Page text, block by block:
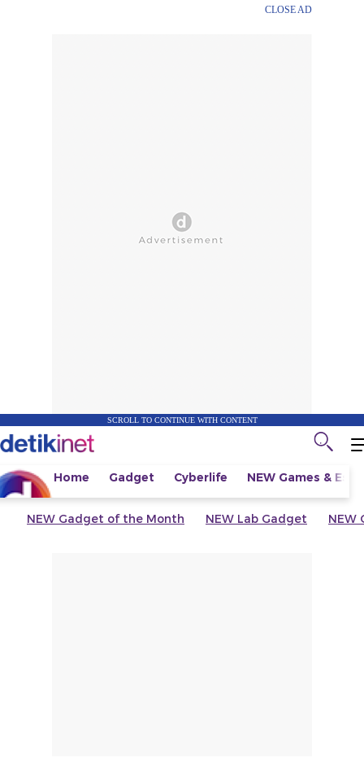
CLOSE AD
SCROLL TO CONTINUE WITH CONTENT
Home Gadget Cyberlife NEW Games &
NEW Gadget of the Month NEW Lab Gadget NEW